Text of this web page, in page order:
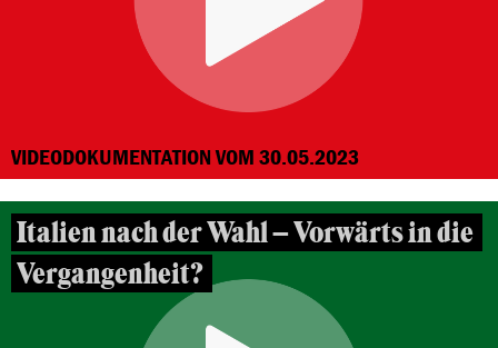
VIDEODOKUMENTATION VOM 30.05.2023
Italien nach der Wahl – Vorwärts in die
Vergangenheit?